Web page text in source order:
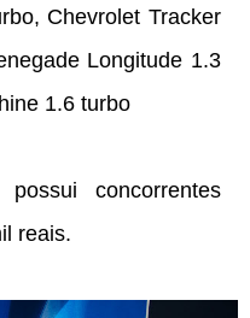
Chevrolet Tracker
Longitude 1.3
1.6 turbo
concorrentes
reais.